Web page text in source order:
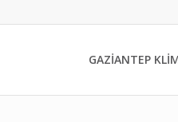
GAZİANTEP